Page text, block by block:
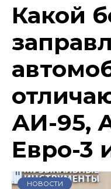
Какой
АИ-95,
Евро-3
НОВОСТИ